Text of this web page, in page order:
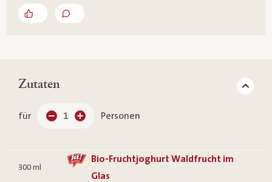
Zutaten
für 1 Personen
300 ml
Bio-Fruchtjoghurt Waldfrucht im
Glas